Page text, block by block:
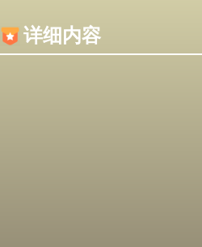
详细内容